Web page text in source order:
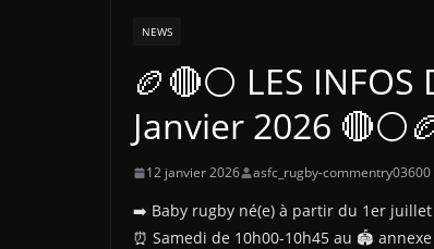
NEWS
🏉🔴⚪ LES
Janvier 2026
12 janvier 2026 asfc_rugby-commentry03600
➡️ Baby rugby né(e) à partir du 1er
⏰️ Samedi de 10h00-10h45 au 🏟 annexe